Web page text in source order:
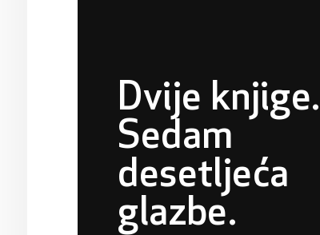
Dvije knjige.
Sedam
desetljeća
glazbe.